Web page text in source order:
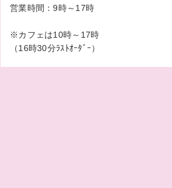
営業時間：9時～17時
※カフェは10時～17時
（16時30分ﾗｽﾄｵｰﾀﾞｰ）